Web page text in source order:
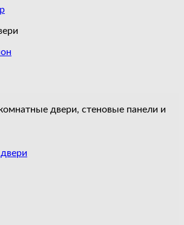
двери, стеновые панели и